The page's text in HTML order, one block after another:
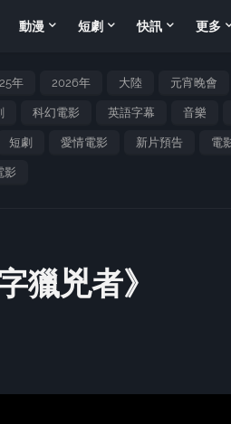
動漫 短劇 快訊 更多
年 2026年 大陸 元宵晚會
科幻電影 英語字幕 音樂
短劇 愛情電影 新片預告 電
影
獵兇者》